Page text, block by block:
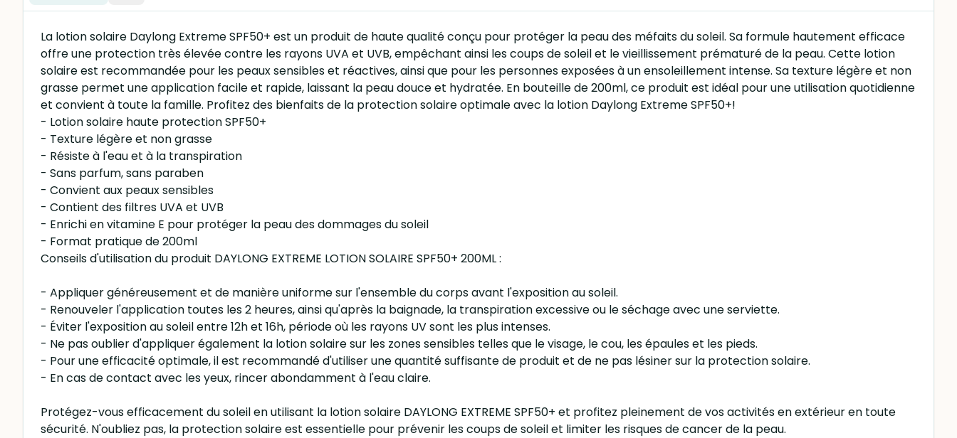
La lotion solaire Daylong Extreme SPF50+ est un produit de haute qualité conçu pour protéger la peau des méfaits du soleil. Sa formule hautement efficace
offre une protection très élevée contre les rayons UVA et UVB, empêchant ainsi les coups de soleil et le vieillissement prématuré de la peau. Cette lotion
solaire est recommandée pour les peaux sensibles et réactives, ainsi que pour les personnes exposées à un ensoleillement intense. Sa texture légère et non
grasse permet une application facile et rapide, laissant la peau douce et hydratée. En bouteille de 200ml, ce produit est idéal pour une utilisation quotidienne
et convient à toute la famille. Profitez des bienfaits de la protection solaire optimale avec la lotion Daylong Extreme SPF50+!
- Lotion solaire haute protection SPF50+
- Texture légère et non grasse
- Résiste à l'eau et à la transpiration
- Sans parfum, sans paraben
- Convient aux peaux sensibles
- Contient des filtres UVA et UVB
- Enrichi en vitamine E pour protéger la peau des dommages du soleil
- Format pratique de 200ml
Conseils d'utilisation du produit DAYLONG EXTREME LOTION SOLAIRE SPF50+ 200ML :
- Appliquer généreusement et de manière uniforme sur l'ensemble du corps avant l'exposition au soleil.
- Renouveler l'application toutes les 2 heures, ainsi qu'après la baignade, la transpiration excessive ou le séchage avec une serviette.
- Éviter l'exposition au soleil entre 12h et 16h, période où les rayons UV sont les plus intenses.
- Ne pas oublier d'appliquer également la lotion solaire sur les zones sensibles telles que le visage, le cou, les épaules et les pieds.
- Pour une efficacité optimale, il est recommandé d'utiliser une quantité suffisante de produit et de ne pas lésiner sur la protection solaire.
- En cas de contact avec les yeux, rincer abondamment à l'eau claire.
Protégez-vous efficacement du soleil en utilisant la lotion solaire DAYLONG EXTREME SPF50+ et profitez pleinement de vos activités en extérieur en toute
sécurité. N'oubliez pas, la protection solaire est essentielle pour prévenir les coups de soleil et limiter les risques de cancer de la peau.